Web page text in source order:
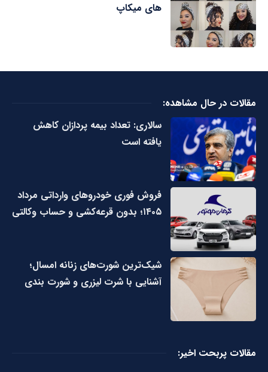
های میکاپ
مقالات در حال مشاهده:
سالاری: تعداد بیمه پردازان کاهش
یافته است
فروش فوری خودروهای وارداتی مرداد
۱۴۰۵؛ بدون قرعه‌کشی و حساب وکالتی
شیک‌ترین شورت‌های زنانه امسال؛
آشنایی با شرت لیزری و شورت بندی
مقالات پربحت اخیر: